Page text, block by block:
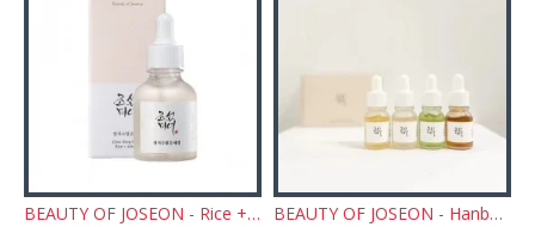
BEAUTY OF JOSEON - Rice + Alpha-Arbutin Glow Deep Serum 30ml BEAUTY OF JOSEON - Hanbang Serum Discovery Kit 4x10ml